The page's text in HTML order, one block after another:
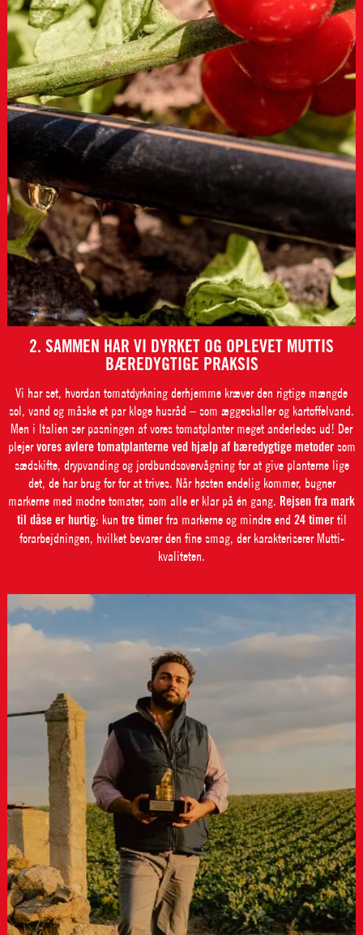
2. SAMMEN HAR VI DYRKET OG OPLEVET MUTTIS
BÆREDYGTIGE PRAKSIS
Vi har set, hvordan tomatdyrkning derhjemme kræver den rigtige mængde
sol, vand og måske et par kloge husråd – som æggeskaller og kartoffelvand.
Men i Italien ser pasningen af vores tomatplanter meget anderledes ud! Der
plejervores avlere tomatplanterne ved hjælp af bæredygtige metodersom
sædskifte, drypvanding og jordbundsovervågning for at give planterne lige
det, de har brug for for at trives. Når høsten endelig kommer, bugner
markerne med modne tomater, som alle er klar på én gang. Rejsen fra mark
til dåse er hurtig: kun tre timerfra markerne og mindre end 24 timertil
forarbejdningen, hvilket bevarer den fine smag, der karakteriserer Mutti-
kvaliteten.